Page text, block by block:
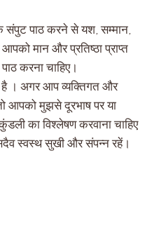
संपुट पाठ करने से यश, सम्मान,
मान और प्रतिष्ठा प्राप्त
करना चाहिए।
है । अगर आप व्यक्तिगत और
आपको मुझसे दूरभाष पर या
का विश्लेषण करवाना चाहिए
सदैव स्वस्थ सुखी और संपन्न रहें।